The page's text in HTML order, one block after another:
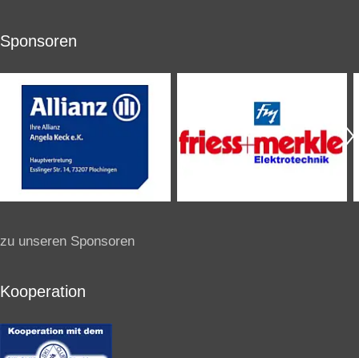
Sponsoren
zu unseren Sponsoren
Kooperation